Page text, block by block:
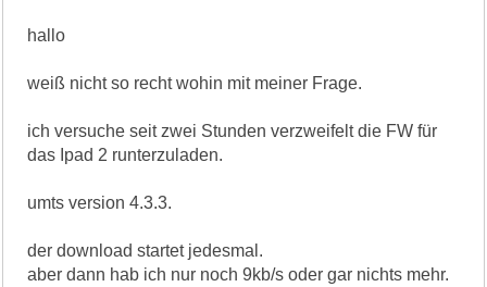
hallo
weiß nicht so recht wohin mit meiner Frage.
ich versuche seit zwei Stunden verzweifelt die FW für
das Ipad 2 runterzuladen.
umts version 4.3.3.
der download startet jedesmal.
aber dann hab ich nur noch 9kb/s oder gar nichts mehr.